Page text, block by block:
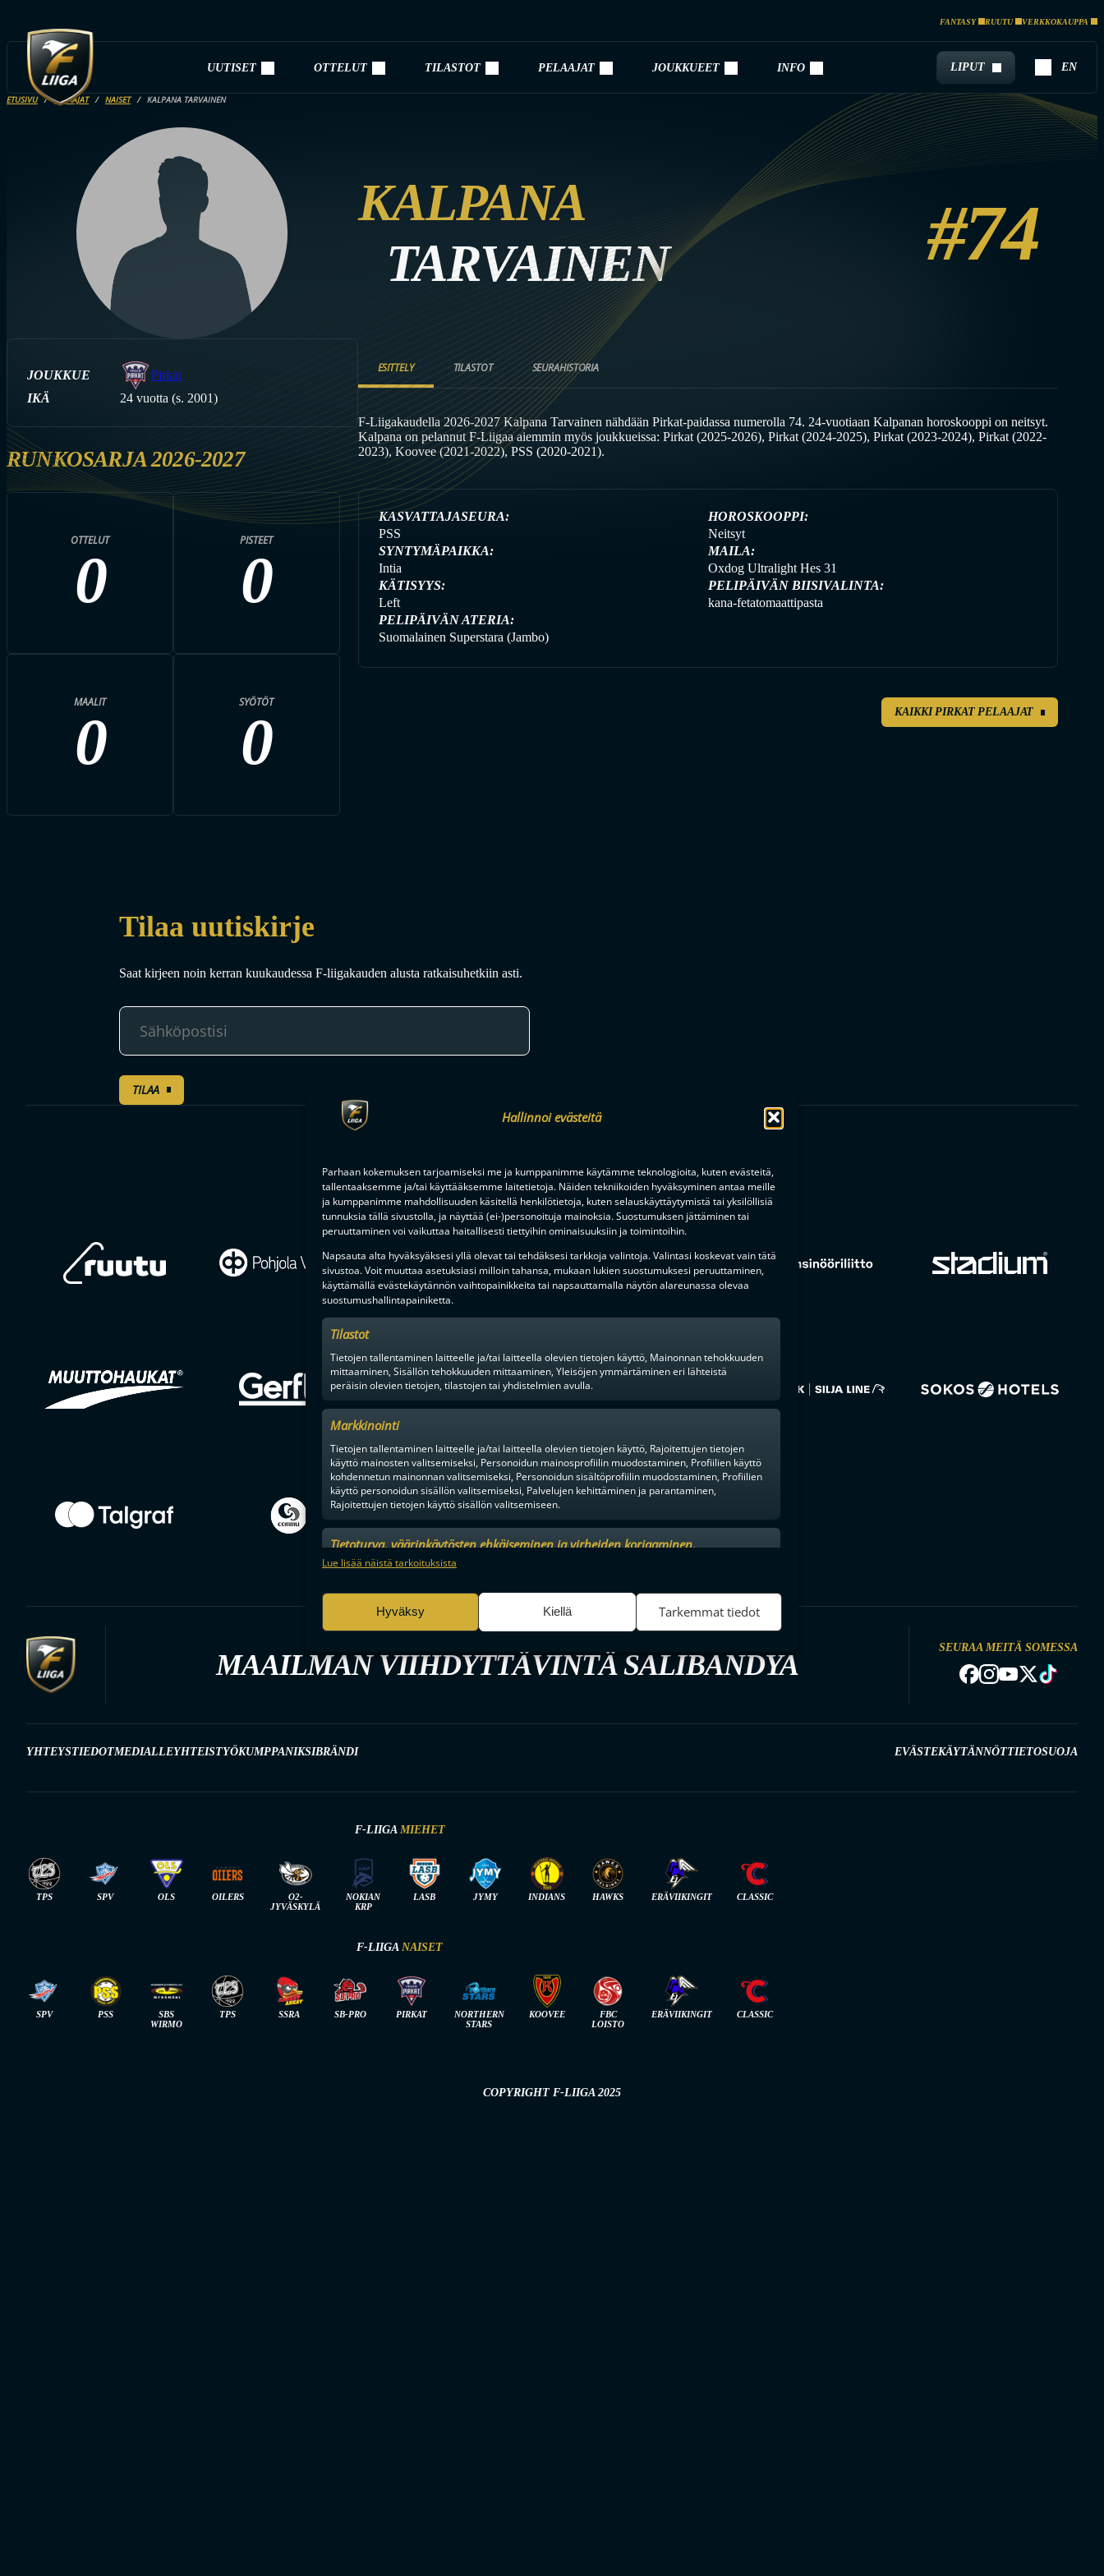
Hallinnoi evästeitä
Parhaan kokemuksen tarjoamiseksi me ja kumppanimme käytämme teknologioita, kuten evästeitä,
tallentaaksemme ja/tai käyttääksemme laitetietoja. Näiden tekniikoiden hyväksyminen antaa meille
ja kumppanimme mahdollisuuden käsitellä henkilötietoja, kuten selauskäyttäytymistä tai yksilöllisiä
tunnuksia tällä sivustolla, ja näyttää (ei-)personoituja mainoksia. Suostumuksen jättäminen tai
peruuttaminen voi vaikuttaa haitallisesti tiettyihin ominaisuuksiin ja toimintoihin.
Napsauta alta hyväksyäksesi yllä olevat tai tehdäksesi tarkkoja valintoja. Valintasi koskevat vain tätä
sivustoa. Voit muuttaa asetuksiasi milloin tahansa, mukaan lukien suostumuksesi peruuttaminen,
käyttämällä evästekäytännön vaihtopainikkeita tai napsauttamalla näytön alareunassa olevaa
suostumushallintapainiketta.
Tilastot
Tietojen tallentaminen laitteelle ja/tai laitteella olevien tietojen käyttö, Mainonnan tehokkuuden
mittaaminen, Sisällön tehokkuuden mittaaminen, Yleisöjen ymmärtäminen eri lähteistä
peräisin olevien tietojen, tilastojen tai yhdistelmien avulla.
Markkinointi
Tietojen tallentaminen laitteelle ja/tai laitteella olevien tietojen käyttö, Rajoitettujen tietojen
käyttö mainosten valitsemiseksi, Personoidun mainosprofiilin muodostaminen, Profiilien käyttö
kohdennetun mainonnan valitsemiseksi, Personoidun sisältöprofiilin muodostaminen, Profiilien
käyttö personoidun sisällön valitsemiseksi, Palvelujen kehittäminen ja parantaminen,
Rajoitettujen tietojen käyttö sisällön valitsemiseen.
Tietoturva, väärinkäytösten ehkäiseminen ja virheiden korjaaminen,
Mainonnan ja sisällön tekninen jakelu, Tallenna ja ilmaise
Lue lisää näistä tarkoituksista
Hyväksy Kiellä Tarkemmat tiedot
FANTASY RUUTU VERKKOKAUPPA
UUTISET OTTELUT TILASTOT PELAAJAT JOUKKUEET INFO LIPUT EN
ETUSIVU PELAAJAT NAISET KALPANA TARVAINEN
KALPANA
TARVAINEN
#74
JOUKKUE
Pirkat
IKÄ
24 vuotta (s. 2001)
RUNKOSARJA 2026-2027
OTTELUT
0
PISTEET
0
MAALIT
0
SYÖTÖT
0
ESITTELY TILASTOT SEURAHISTORIA
F-Liigakaudella 2026-2027 Kalpana Tarvainen nähdään Pirkat-paidassa numerolla 74. 24-vuotiaan Kalpanan horoskooppi on neitsyt.
Kalpana on pelannut F-Liigaa aiemmin myös joukkueissa: Pirkat (2025-2026), Pirkat (2024-2025), Pirkat (2023-2024), Pirkat (2022-
2023), Koovee (2021-2022), PSS (2020-2021).
KASVATTAJASEURA:
PSS
HOROSKOOPPI:
Neitsyt
SYNTYMÄPAIKKA:
Intia
MAILA:
Oxdog Ultralight Hes 31
KÄTISYYS:
Left
PELIPÄIVÄN BIISIVALINTA:
kana-fetatomaattipasta
PELIPÄIVÄN ATERIA:
Suomalainen Superstara (Jambo)
KAIKKI PIRKAT PELAAJAT
Tilaa uutiskirje
Saat kirjeen noin kerran kuukaudessa F-liigakauden alusta ratkaisuhetkiin asti.
TILAA
F-LIIGANKUMPPANIT
MAAILMAN VIIHDYTTÄVINTÄ SALIBANDYA
SEURAA MEITÄ SOMESSA
YHTEYSTIEDOTMEDIALLEYHTEISTYÖKUMPPANIKSIBRÄNDI EVÄSTEKÄYTÄNNÖTTIETOSUOJA
F-LIIGA MIEHET
TPS SPV OLS OILERS
O2-
JYVÄSKYLÄ
NOKIAN
KRP
LASB JYMY INDIANS HAWKS ERÄVIIKINGIT CLASSIC
F-LIIGA NAISET
SPV PSS
SBS
WIRMO
TPS SSRA SB-PRO PIRKAT
NORTHERN
STARS
KOOVEE
FBC
LOISTO
ERÄVIIKINGIT CLASSIC
COPYRIGHT F-LIIGA 2025